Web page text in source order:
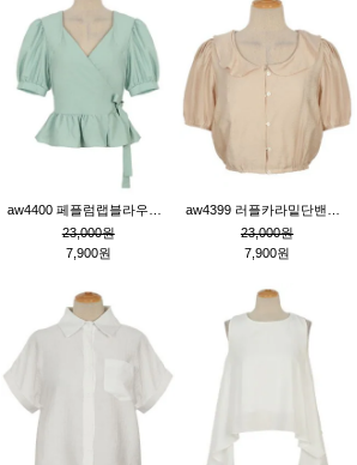
23,000원
7,900원
23,000원
7,900원